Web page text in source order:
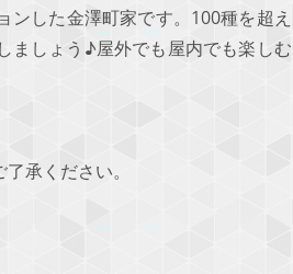
ンした金澤町家です。100種を超
しょう♪屋外でも屋内でも楽し
承ください。